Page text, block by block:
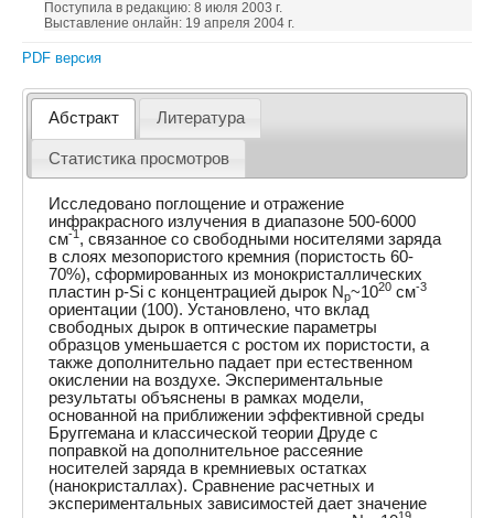
Поступила в редакцию: 8 июля 2003 г.
Выставление онлайн: 19 апреля 2004 г.
PDF версия
Абстракт Литература
Статистика просмотров
Исследовано поглощение и отражение
инфракрасного излучения в диапазоне 500-6000
см-1 , связанное со свободными носителями заряда
в слоях мезопористого кремния (пористость 60-
70%), сформированных из монокристаллических
пластин p-Si с концентрацией дырок Np~1020 см-3
ориентации (100). Установлено, что вклад
свободных дырок в оптические параметры
образцов уменьшается с ростом их пористости, а
также дополнительно падает при естественном
окислении на воздухе. Экспериментальные
результаты объяснены в рамках модели,
основанной на приближении эффективной среды
Бруггемана и классической теории Друде с
поправкой на дополнительное рассеяние
носителей заряда в кремниевых остатках
(нанокристаллах). Сравнение расчетных и
экспериментальных зависимостей дает значение